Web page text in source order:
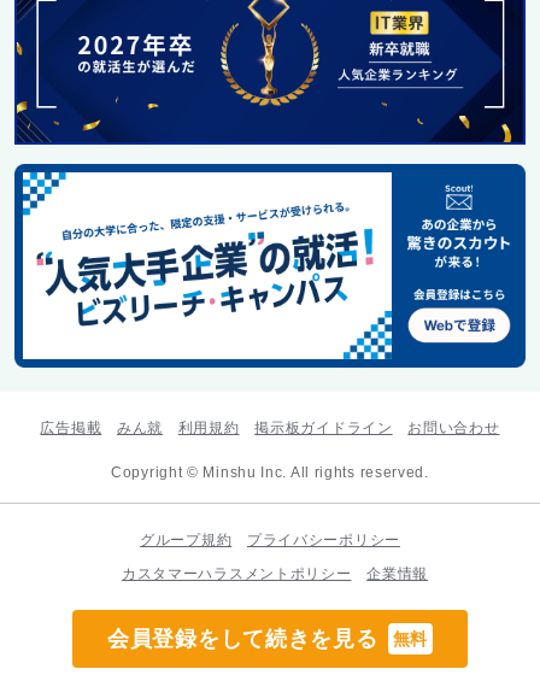
会員登録をして続きを見る 無料
広告掲載 みん就 利用規約 掲示板ガイドライン お問い合わせ
Copyright © Minshu Inc. All rights reserved.
グループ規約
プライバシーポリシー
カスタマーハラスメントポリシー
企業情報